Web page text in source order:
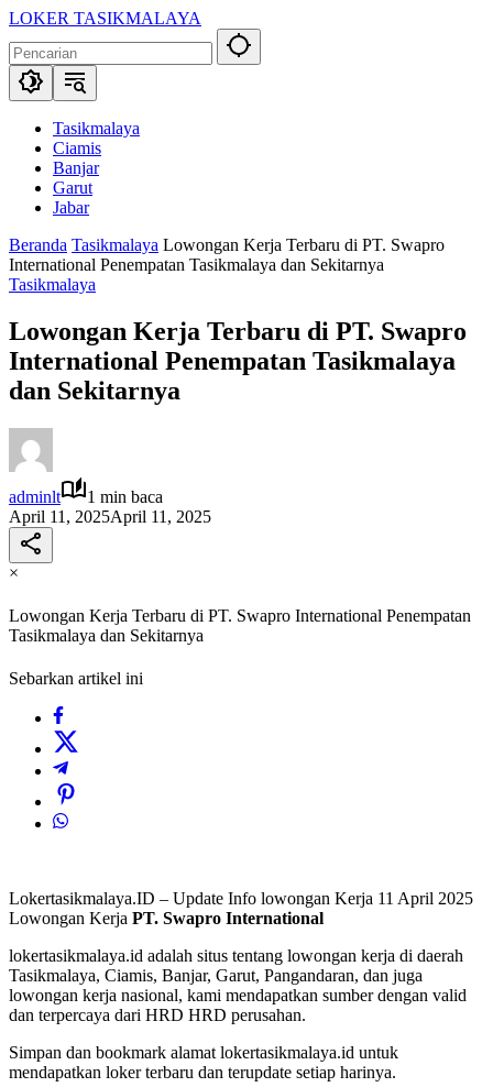
Langsung
konten
LOKER TASIKMALAYA
Lowongan
Kerja
Tasikmalaya
SekitarnaTasikmalaya
Ciamis
Banjar
Garut
Jabar
Beranda Tasikmalaya Lowongan Kerja Terbaru di PT. Swapro
International Penempatan Tasikmalaya dan Sekitarnya
Tasikmalaya
Lowongan Kerja Terbaru di PT. Swapro
International Penempatan Tasikmalaya
dan Sekitarnya
adminlt
1 min baca
April 11, 2025April 11, 2025
×
Lowongan Kerja Terbaru di PT. Swapro International Penempatan
Tasikmalaya dan Sekitarnya
Sebarkan artikel ini
Lokertasikmalaya.ID – Update Info lowongan Kerja 11 April 2025
Lowongan Kerja PT. Swapro International
lokertasikmalaya.id adalah situs tentang lowongan kerja di daerah
Tasikmalaya, Ciamis, Banjar, Garut, Pangandaran, dan juga
lowongan kerja nasional, kami mendapatkan sumber dengan valid
dan terpercaya dari HRD HRD perusahan.
Simpan dan bookmark alamat lokertasikmalaya.id untuk
mendapatkan loker terbaru dan terupdate setiap harinya.